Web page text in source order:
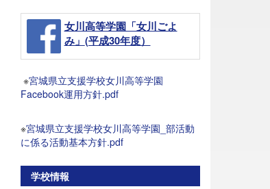
女川高等学園「女川ごよ
み」 (平成30年度）
※宮城県立支援学校女川高等学園
Facebook運用方針.pdf
※宮城県立支援学校女川高等学園_部活動
に係る活動基本方針.pdf
学校情報